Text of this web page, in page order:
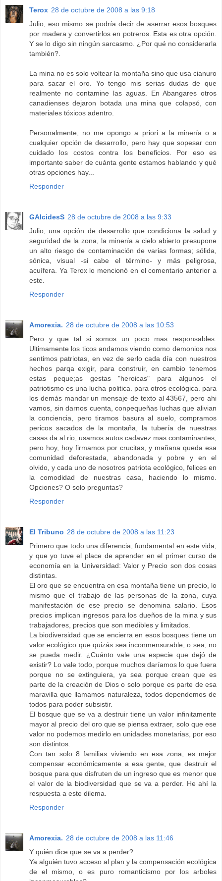
Terox 28 de octubre de 2008 a las 9:18
Julio, eso mismo se podría decir de aserrar esos bosques
por madera y convertirlos en potreros. Esta es otra opción.
Y se lo digo sin ningún sarcasmo. ¿Por qué no considerarla
también?.
La mina no es solo voltear la montaña sino que usa cianuro
para sacar el oro. Yo tengo mis serias dudas de que
realmente no contamine las aguas. En Abangares otros
canadienses dejaron botada una mina que colapsó, con
materiales tóxicos adentro.
Personalmente, no me opongo a priori a la minería o a
cualquier opción de desarrollo, pero hay que sopesar con
cuidado los costos contra los beneficios. Por eso es
importante saber de cuánta gente estamos hablando y qué
otras opciones hay...
Responder
GAlcidesS 28 de octubre de 2008 a las 9:33
Julio, una opción de desarrollo que condiciona la salud y
seguridad de la zona, la minería a cielo abierto presupone
un alto riesgo de contaminación de varias formas; sólida,
sónica, visual -si cabe el término- y más peligrosa,
acuífera. Ya Terox lo mencionó en el comentario anterior a
este.
Responder
Amorexia. 28 de octubre de 2008 a las 10:53
Pero y que tal si somos un poco mas responsables.
Ultimamente los ticos andamos viendo como demonios nos
sentimos patriotas, en vez de serlo cada día con nuestros
hechos parqa exigir, para construir, en cambio tenemos
estas peque;as gestas "heroicas" para algunos el
patriotismo es una lucha politica. para otros ecológica. para
los demás mandar un mensaje de texto al 43567, pero ahi
vamos, sin darnos cuenta, conpequeñas luchas que alivian
la conciencia, pero tiramos basura al suelo, compramos
pericos sacados de la montaña, la tubería de nuestras
casas da al rio, usamos autos cadavez mas contaminantes,
pero hoy, hoy firmamos por crucitas, y mañana queda esa
comunidad deforestada, abandonada y pobre y en el
olvido, y cada uno de nosotros patriota ecológico, felices en
la comodidad de nuestras casa, haciendo lo mismo.
Opciones? O solo preguntas?
Responder
El Tribuno 28 de octubre de 2008 a las 11:23
Primero que todo una diferencia, fundamental en este vida,
y que yo tuve el place de aprender en el primer curso de
economía en la Universidad: Valor y Precio son dos cosas
distintas.
El oro que se encuentra en esa montaña tiene un precio, lo
mismo que el trabajo de las personas de la zona, cuya
manifestación de ese precio se denomina salario. Esos
precios implican ingresos para los dueños de la mina y sus
trabajadores, precios que son medibles y limitados.
La biodiversidad que se encierra en esos bosques tiene un
valor ecológico que quizás sea inconmensurable, o sea, no
se pueda medir. ¿Cuánto vale una especie que dejó de
existir? Lo vale todo, porque muchos daríamos lo que fuera
porque no se extinguiera, ya sea porque crean que es
parte de la creación de Dios o solo porque es parte de esa
maravilla que llamamos naturaleza, todos dependemos de
todos para poder subsistir.
El bosque que se va a destruir tiene un valor infinitamente
mayor al precio del oro que se piensa extraer, solo que ese
valor no podemos medirlo en unidades monetarias, por eso
son distintos.
Con tan solo 8 familias viviendo en esa zona, es mejor
compensar económicamente a esa gente, que destruir el
bosque para que disfruten de un ingreso que es menor que
el valor de la biodiversidad que se va a perder. He ahí la
respuesta a este dilema.
Responder
Amorexia. 28 de octubre de 2008 a las 11:46
Y quién dice que se va a perder?
Ya alguién tuvo acceso al plan y la compensación ecológica
de el mismo, o es puro romanticismo por los arboles